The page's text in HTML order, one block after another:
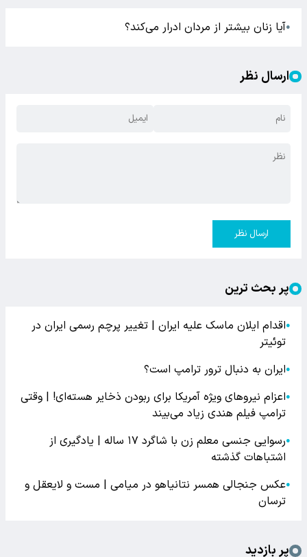
●آیا زنان بیشتر از مردان ادرار می‌کند؟
ارسال نظر
ارسال نظر
پر بحث ترین
●اقدام ایلان ماسک علیه ایران | تغییر پرچم رسمی ایران در
توئیتر
●ایران به دنبال ترور ترامپ است؟
●اعزام نیروهای ویژه آمریکا برای ربودن ذخایر هسته‌ای! | وقتی
ترامپ فیلم هندی زیاد می‌بیند
●
رسوایی جنسی معلم زن با شاگرد ۱۷ ساله | یادگیری از
اشتباهات گذشته
●عکس جنجالی همسر نتانیاهو در میامی | مست و لایعقل و
ترسان
پر بازدید